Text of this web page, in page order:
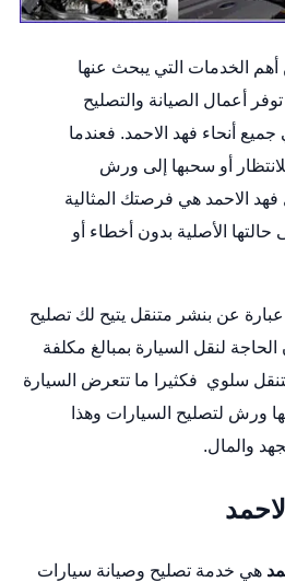
الخدمات التي يبحث عنها
أعمال الصيانة والتصليح
أنحاء فهد الاحمد. فعندما
أو سحبها إلى ورش
فهد الاحمد هي فرصتك المثالية
حالتها الأصلية بدون أخطاء أو
عن بنشر متنقل يتيح لك تصليح
لنقل السيارة بمبالغ مكلفة
سلوي فكثيرا ما تتعرض السيارة
ورش لتصليح السيارات وهذا
والمال.
هي خدمة تصليح وصيانة سيارات